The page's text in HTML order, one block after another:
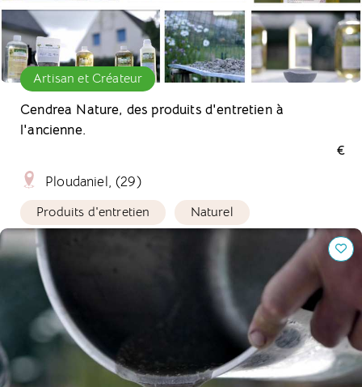
Artisan et Créateur
Cendrea Nature, des produits d'entretien à
l'ancienne.
€
Ploudaniel, (29)
Produits d'entretien Naturel
Cendrea Nature, Atelier de lessive à l'ancienne.